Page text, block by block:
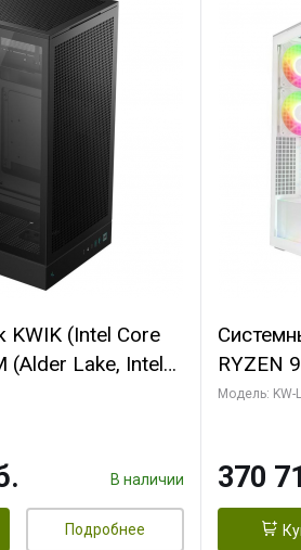
KWIK (Intel Core
(Alder Lake, Intel
64 ГБ ОЗУ/ Ninja
В наличии
Подробнее
RYZEN
ОЗУ/
Модель: KW-
370